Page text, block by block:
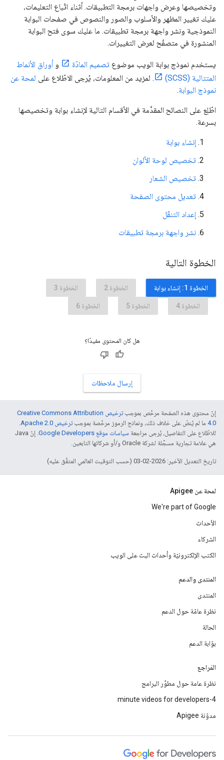
وتخصيصها وعرض واجهات برمجة التطبيقات. أثناء اتّباع التعليمات،
عليك تغيير المظهر والأسلوب والصور والنصوص في صفحات البوابة
النموذجية ونشر واجهة برمجة تطبيقات. ما عليك سوى فتح البوابة
المنشورة في متصفّح لعرض التغييرات.
يستخدم نموذج بوابة الويب موضوع تصميم المادّة و أوراق الأنماط
المتتالية (SCSS)
. لمزيد من المعلومات، يُرجى الاطّلاع على لمحة عن
نموذج البوابة.
اطّلِع على النصائح المقدَّمة في الأقسام التالية لإنشاء بوابة وتخصيصها
بسرعة.
إنشاء بوابة
تخصيص لوحة الألوان
تخصيص الشعار
تعديل محتوى الصفحة
إعداد التنقّل
نشر واجهة برمجة تطبيقات
الخطوة التالية
الخطوة 1: إنشاء بوابة الخطوة 2 الخطوة 3
الخطوة 4 الخطوة 5 الخطوة 6
هل كان المحتوى مفيدًا؟
إرسال ملاحظات
إنّ محتوى هذه الصفحة مرخّص بموجب
ترخيص Creative Commons Attribution
4.0‏ ما لم يُنصّ على خلاف ذلك، ونماذج الرموز مرخّصة بموجبترخيص Apache 2.0‏
.
للاطّلاع على التفاصيل، يُرجى مراجعة سياسات موقع Google Developers‏
. إنّ Java
هي علامة تجارية مسجَّلة لشركة Oracle و/أو شركائها التابعين.
تاريخ التعديل الأخير: 2026-02-03 (حسب التوقيت العالمي المتفَّق عليه)
لمحة عن Apigee
We're part of Google
الأحداث
الشركاء
الكتب الإلكترونيّة وأحداث البث على الويب
المنتدى والدعم
المنتدى
نظرة عامّة حول الدعم
الحالة
بوّابة الدعم
المَراجع
نظرة عامة حول مطوِّر البرامج
4-minute videos for developers
مدوّنة Apigee